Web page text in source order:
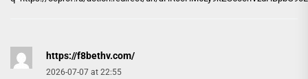
https://f8bethv.com/
2026-07-07 at 22:55